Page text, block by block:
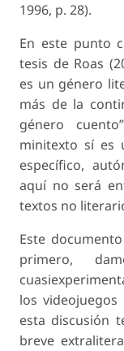
1996, p. 28).
En este punto
tesis de Roas
es un género
más de la
género
minitexto sí es
específico,
aquí no será
textos no
Este
primero,
los
esta discusión
breve